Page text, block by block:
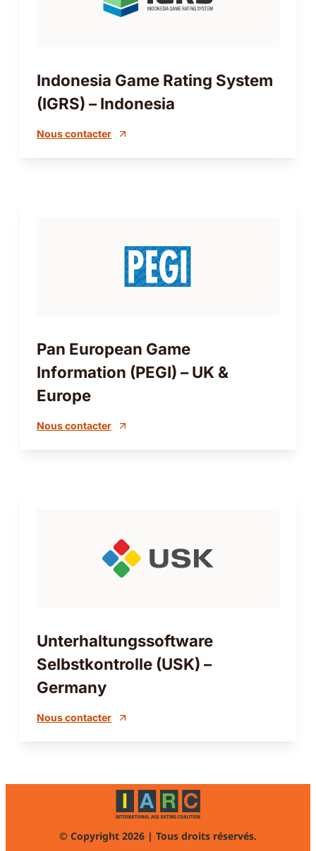
Indonesia Game Rating System
(IGRS) – Indonesia
Nous contacter
Pan European Game
Information (PEGI) – UK &
Europe
Nous contacter
Unterhaltungssoftware
Selbstkontrolle (USK) –
Germany
Nous contacter
© Copyright 2026 | Tous droits réservés.